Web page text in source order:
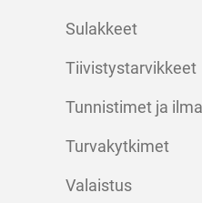
Sulakkeet
Tiivistystarvikkeet
Tunnistimet ja
Turvakytkimet
Valaistus